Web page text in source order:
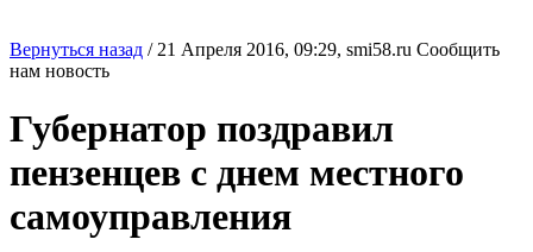
Вернуться назад / 21 Апреля 2016, 09:29, smi58.ru Сообщить
нам новость
Губернатор поздравил
пензенцев с днем местного
самоуправления